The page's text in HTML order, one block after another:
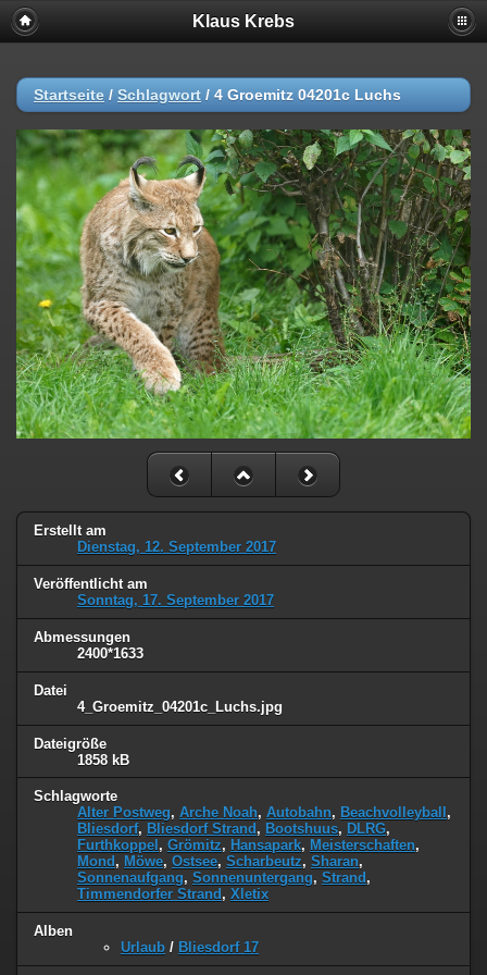
Klaus Krebs
Startseite / Schlagwort / 4 Groemitz 04201c Luchs
Erstellt am
Dienstag, 12. September 2017
Veröffentlicht am
Sonntag, 17. September 2017
Abmessungen
2400*1633
Datei
4_Groemitz_04201c_Luchs.jpg
Dateigröße
1858 kB
Schlagworte
Alter Postweg, Arche Noah, Autobahn, Beachvolleyball ,
Bliesdorf, Bliesdorf Strand , Bootshuus, DLRG,
Furthkoppel , Grömitz, Hansapark, Meisterschaften,
Mond , Möwe, Ostsee, Scharbeutz, Sharan,
Sonnenaufgang, Sonnenuntergang, Strand ,
Timmendorfer Strand , Xletix
Alben
Urlaub / Bliesdorf 17